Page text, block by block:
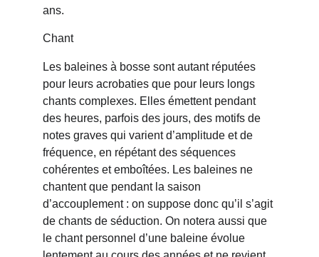
ans.
Chant
Les baleines à bosse sont autant réputées
pour leurs acrobaties que pour leurs longs
chants complexes. Elles émettent pendant
des heures, parfois des jours, des motifs de
notes graves qui varient d’amplitude et de
fréquence, en répétant des séquences
cohérentes et emboîtées. Les baleines ne
chantent que pendant la saison
d’accouplement : on suppose donc qu’il s’agit
de chants de séduction. On notera aussi que
le chant personnel d’une baleine évolue